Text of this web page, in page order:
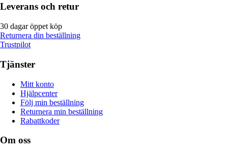
Leverans och retur
30 dagar öppet köp
Returnera din beställning
Trustpilot
Tjänster
Mitt konto
Hjälpcenter
Följ min beställning
Returnera min beställning
Rabattkoder
Om oss